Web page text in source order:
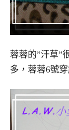
蓉蓉的”汗草”
多，蓉蓉6號